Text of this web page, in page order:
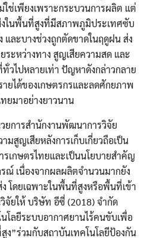
ช่เพียงเพราะกระบวนการผลิต แต่
งในพื้นที่สูงที่มีสภาพภูมิประเทศซับ
และบางช่วงถูกตัดขาดในฤดูฝน ส่ง
ระหว่างทาง สูญเสียความสด และ
ไปหลายเท่า ปัญหาดังกล่าวกลาย
ยได้ของเกษตรกรและลดศักยภาพ
ยมาอย่างยาวนาน
ยการสำนักงานพัฒนาการวิจัย
มสูญเสียหลังการเก็บเกี่ยวถือเป็น
เกษตรไทยและเป็นนโยบายสำคัญ
ณ์ เนื่องจากผลผลิตจำนวนมากยัง
โดยเฉพาะในพื้นที่สูงหรือพื้นที่เข้า
จัยให้ บริษัท อีซี่ (2018) จำกัด
นโลยีระบบอากาศยานไร้คนขับเพื่อ
”ร่วมกับสถาบันเทคโนโลยีป้องกัน